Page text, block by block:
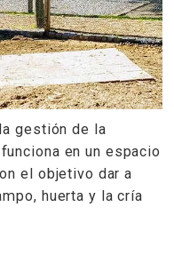
gestión de la
en un espacio
el objetivo dar a
huerta y la cría